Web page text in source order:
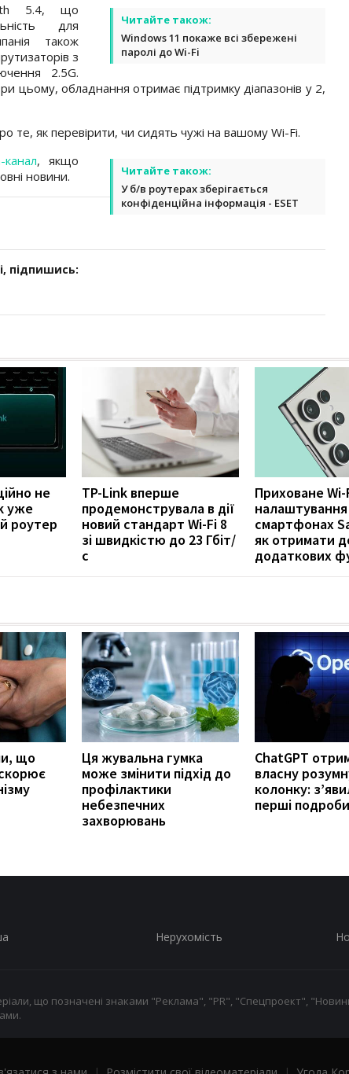
Читайте також:
Windows 11 покаже всі збережені
паролі до Wi-Fi
5.4, що
для
також
з
2.5G.
цьому, обладнання отримає підтримку діапазонів у 2,
те, як перевірити, чи сидять чужі на вашому Wi-Fi.
Читайте також:
У б/в роутерах зберігається
конфіденційна інформація - ESET
, якщо
новини.
підпишись:
не
уже
роутер
TP-Link вперше
продемонструвала в дії
новий стандарт Wi-Fi 8
зі швидкістю до 23 Гбіт/
с
Приховане Wi-
налаштування
смартфонах
як отримати
додаткових
що
Ця жувальна гумка
може змінити підхід до
профілактики
небезпечних
захворювань
ChatGPT
власну
колонку:
перші
Нерухомість
що позначені знаками "Реклама", "PR", "Спецпроект",